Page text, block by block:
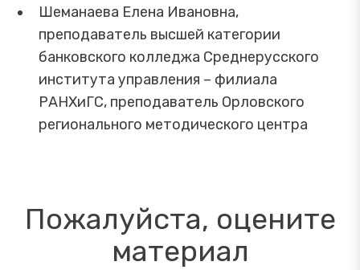
Шеманаева Елена Ивановна,
преподаватель высшей категории
банковского колледжа Среднерусского
института управления – филиала
РАНХиГС, преподаватель Орловского
регионального методического центра
Пожалуйста, оцените
материал